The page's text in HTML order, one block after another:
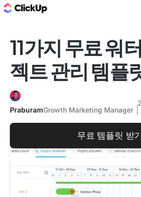
11가지 무료 워
젝트 관리 템플
PraburamGrowth Marketing Manager
무료 템플릿 받기